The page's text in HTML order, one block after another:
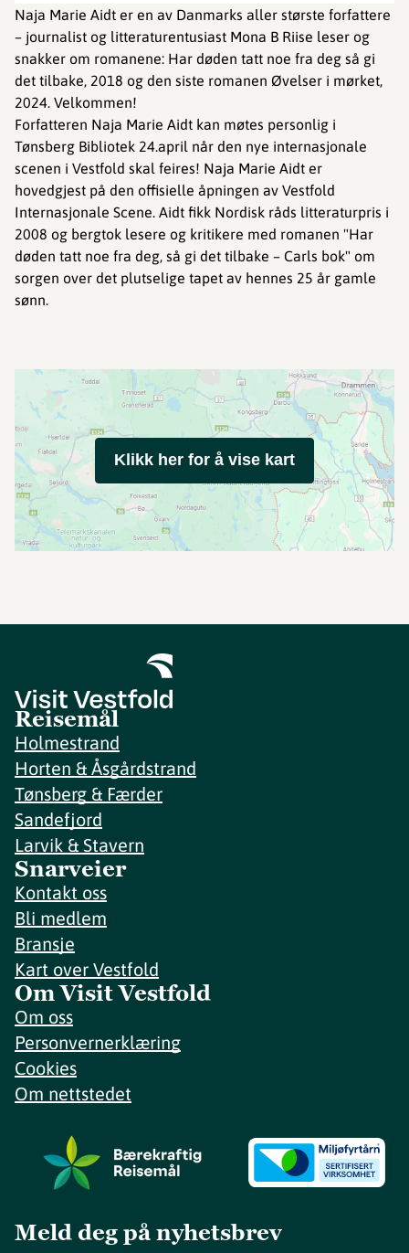
Naja Marie Aidt er en av Danmarks aller største forfattere
– journalist og litteraturentusiast Mona B Riise leser og
snakker om romanene: Har døden tatt noe fra deg så gi
det tilbake, 2018 og den siste romanen Øvelser i mørket,
2024. Velkommen!
Forfatteren Naja Marie Aidt kan møtes personlig i
Tønsberg Bibliotek 24.april når den nye internasjonale
scenen i Vestfold skal feires! Naja Marie Aidt er
hovedgjest på den offisielle åpningen av Vestfold
Internasjonale Scene. Aidt fikk Nordisk råds litteraturpris i
2008 og bergtok lesere og kritikere med romanen "Har
døden tatt noe fra deg, så gi det tilbake – Carls bok" om
sorgen over det plutselige tapet av hennes 25 år gamle
sønn.
Klikk her for å vise kart
Reisemål
Holmestrand
Horten & Åsgårdstrand
Tønsberg & Færder
Sandefjord
Larvik & Stavern
Snarveier
Kontakt oss
Bli medlem
Bransje
Kart over Vestfold
Om Visit Vestfold
Om oss
Personvernerklæring
Cookies
Om nettstedet
Meld deg på nyhetsbrev